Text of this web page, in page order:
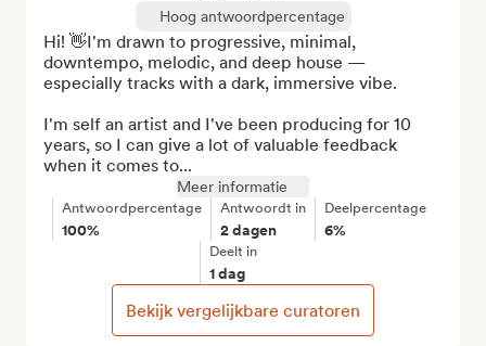
Hoog antwoordpercentage
Hi! 👋I'm drawn to progressive, minimal,
downtempo, melodic, and deep house —
especially tracks with a dark, immersive vibe.
I'm self an artist and I've been producing for 10
years, so I can give a lot of valuable feedback
when it comes to...
Meer informatie
Antwoordpercentage
100%
Antwoordt in
2 dagen
Deelpercentage
6%
Deelt in
1 dag
Bekijk vergelijkbare curatoren